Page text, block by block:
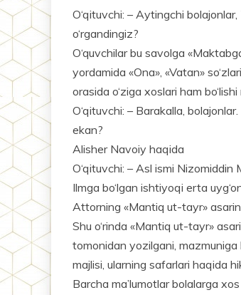
O‘qituvchi: – Aytingchi
o‘rgandingiz?
O‘quvchilar bu savolga
yordamida «Ona», «Vatan»
orasida o‘ziga xoslari ham
O‘qituvchi: – Barakalla,
ekan?
Alisher Navoiy haqida
O‘qituvchi: – Asl ismi Nizomiddin
Ilmga bo‘lgan ishtiyoqi erta
Attorning «Mantiq ut-tayr»
Shu o‘rinda «Mantiq ut-tayr»
tomonidan yozilgani, mazmuniga
majlisi, ularning safarlari haqida
Barcha ma’lumotlar bolalarga